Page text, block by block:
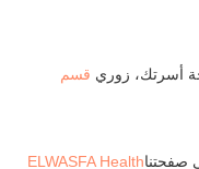
أسرتك، زوري قسم
صفحتناELWASFA Health